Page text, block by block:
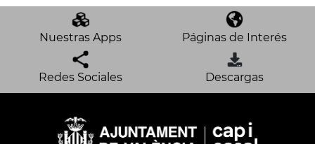
Nuestras Apps Páginas de Interés
Redes Sociales Descargas